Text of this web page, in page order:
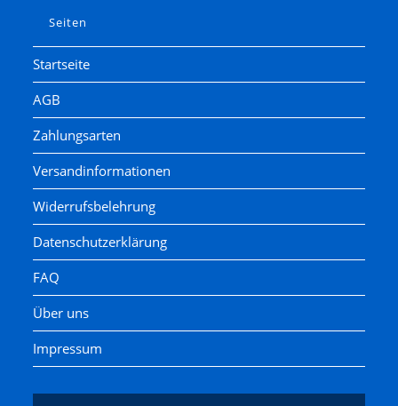
Seiten
Startseite
AGB
Zahlungsarten
Versandinformationen
Widerrufsbelehrung
Datenschutzerklärung
FAQ
Über uns
Impressum